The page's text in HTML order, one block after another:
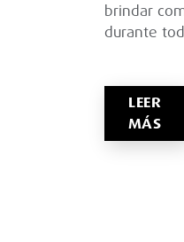
brindar
durante
LEER